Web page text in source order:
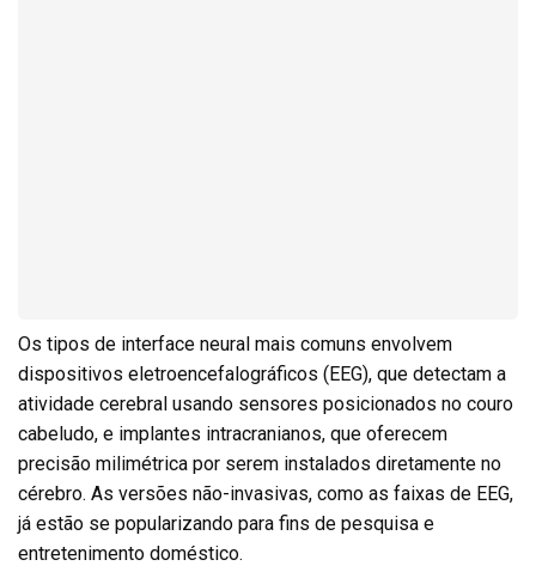
Os tipos de interface neural mais comuns envolvem
dispositivos eletroencefalográficos (EEG), que detectam a
atividade cerebral usando sensores posicionados no couro
cabeludo, e implantes intracranianos, que oferecem
precisão milimétrica por serem instalados diretamente no
cérebro. As versões não-invasivas, como as faixas de EEG,
já estão se popularizando para fins de pesquisa e
entretenimento doméstico.